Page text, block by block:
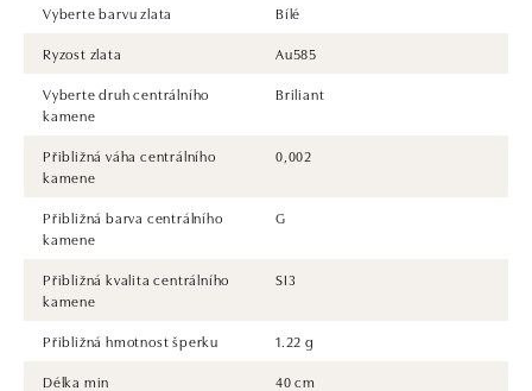
Vyberte barvu zlata
Bílé
Ryzost zlata
Au585
Vyberte druh centrálního
kamene
Briliant
Přibližná váha centrálního
kamene
0,002
Přibližná barva centrálního
kamene
G
Přibližná kvalita centrálního
kamene
SI3
Přibližná hmotnost šperku
1.22 g
Délka min
40 cm